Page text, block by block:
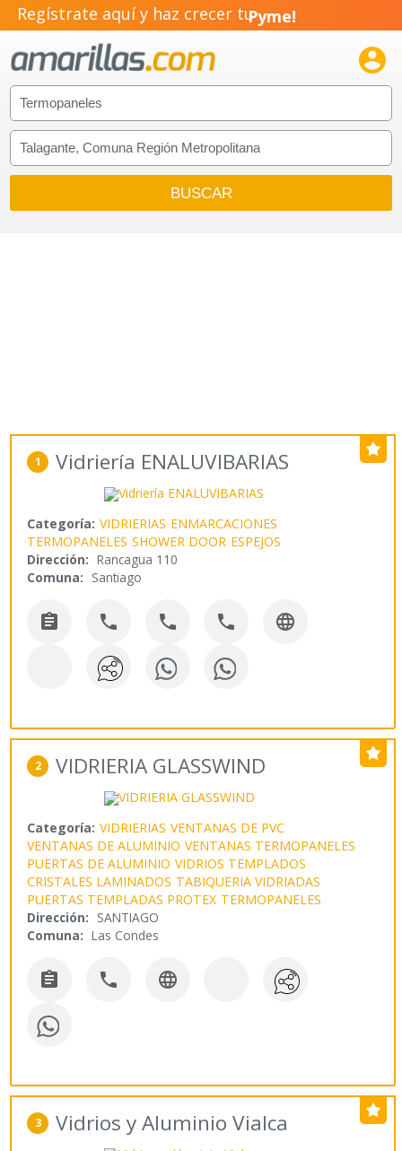
Regístrate aquí y haz crecer tuPyme!
Emprendimiento!

1 Vidriería ENALUVIBARIAS
Categoría: VIDRIERIAS ENMARCACIONES
TERMOPANELES SHOWER DOOR ESPEJOS
Dirección: Rancagua 110
Comuna: Santiago
    
2 VIDRIERIA GLASSWIND
Categoría: VIDRIERIAS VENTANAS DE PVC
VENTANAS DE ALUMINIO VENTANAS TERMOPANELES
PUERTAS DE ALUMINIO VIDRIOS TEMPLADOS
CRISTALES LAMINADOS TABIQUERIA VIDRIADAS
PUERTAS TEMPLADAS PROTEX TERMOPANELES
Dirección: SANTIAGO
Comuna: Las Condes
  
3 Vidrios y Aluminio Vialca